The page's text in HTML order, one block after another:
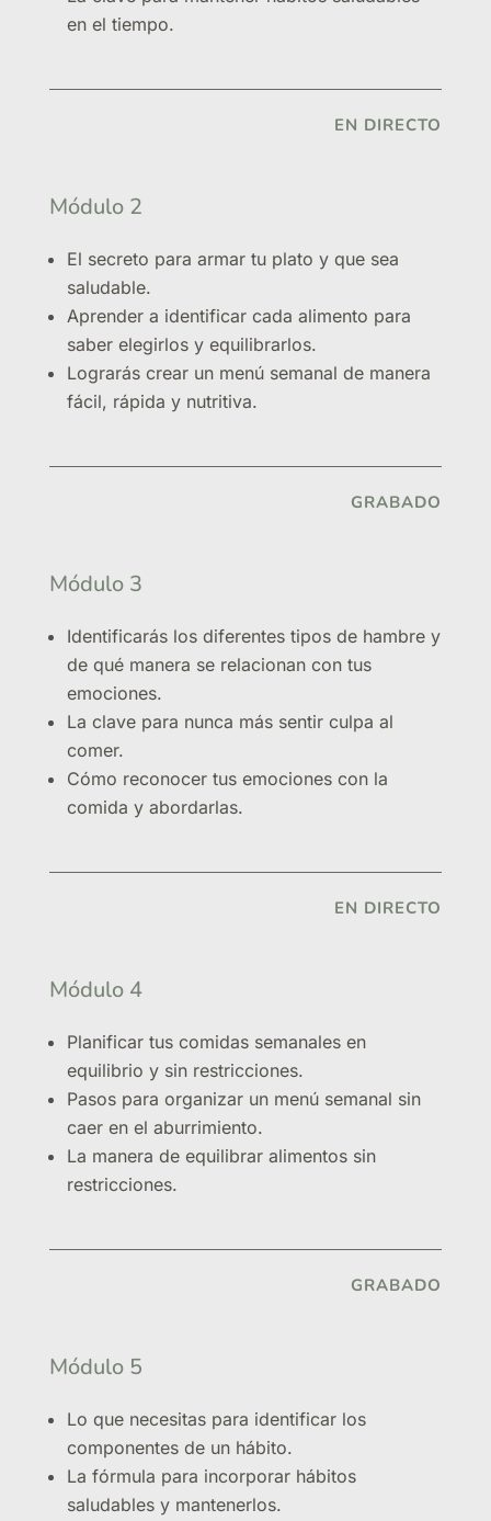
en el tiempo.
EN DIRECTO
Módulo 2
El secreto para armar tu plato y que sea
saludable.
Aprender a identificar cada alimento para
saber elegirlos y equilibrarlos.
Lograrás crear un menú semanal de manera
fácil, rápida y nutritiva.
GRABADO
Módulo 3
Identificarás los diferentes tipos de hambre y
de qué manera se relacionan con tus
emociones.
La clave para nunca más sentir culpa al
comer.
Cómo reconocer tus emociones con la
comida y abordarlas.
EN DIRECTO
Módulo 4
Planificar tus comidas semanales en
equilibrio y sin restricciones.
Pasos para organizar un menú semanal sin
caer en el aburrimiento.
La manera de equilibrar alimentos sin
restricciones.
GRABADO
Módulo 5
Lo que necesitas para identificar los
componentes de un hábito.
La fórmula para incorporar hábitos
saludables y mantenerlos.